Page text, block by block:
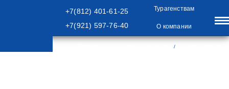
+7(812) 401-61-25
+7(921) 597-76-40
/
Турагенствам
О компании